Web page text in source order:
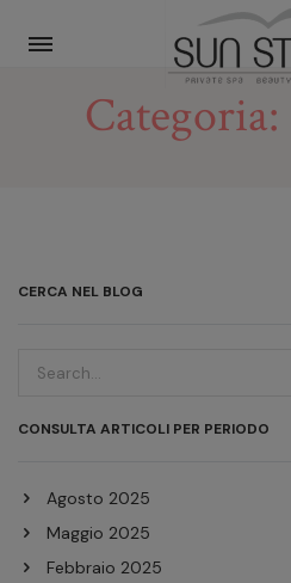
Categoria:
CERCA NEL BLOG
CONSULTA ARTICOLI PER PERIODO
Agosto 2025
Maggio 2025
Febbraio 2025